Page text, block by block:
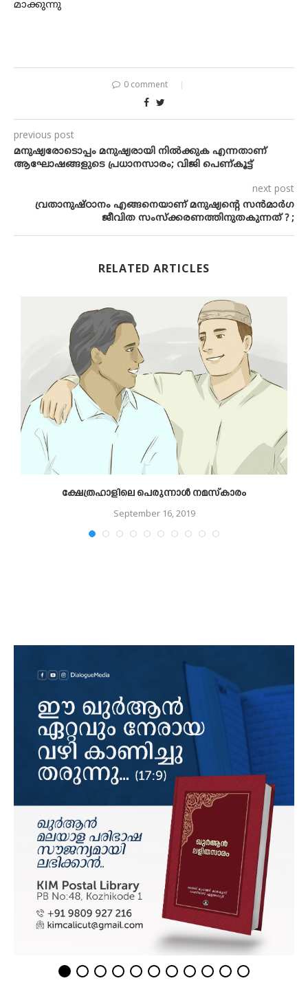
മാക്കുന്നു
0 comment
previous post
മനുഷ്യരോടൊപ്പം മനുഷ്യരായി നിൽക്കുക എന്നതാണ്
ആഘോഷങ്ങളുടെ പ്രധാനസാരം; വിജി പെണ്കൂട്ട്
next post
വ്രതാനുഷ്ഠാനം എങ്ങനെയാണ് മനുഷ്യന്റെ സൻമാർഗ
ജീവിത സംസ്ക്കരണത്തിനുതകുന്നത് ? ;
RELATED ARTICLES
ക്ഷേത്രഹാളിലെ പെരുന്നാള്‍ നമസ്‌കാരം
September 16, 2019